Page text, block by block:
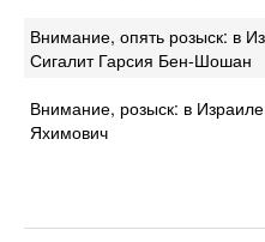
Внимание, опять розыск: в
Сигалит Гарсия Бен-Шошан
Внимание, розыск: в
Яхимович